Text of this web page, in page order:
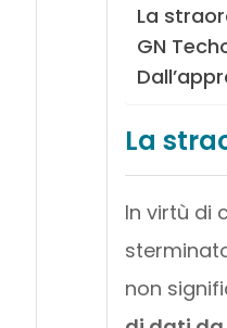
La
GN
La
In virtù di
non